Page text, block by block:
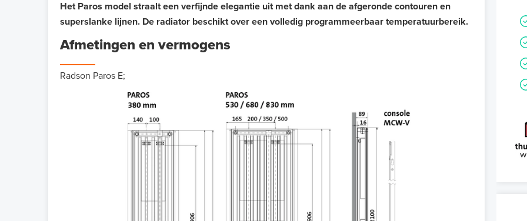
Het Paros model straalt een verfijnde elegantie uit met dank aan de afgeronde contouren en
superslanke lijnen. De radiator beschikt over een volledig programmeerbaar temperatuurbereik.
Afmetingen en vermogens
Radson Paros E;